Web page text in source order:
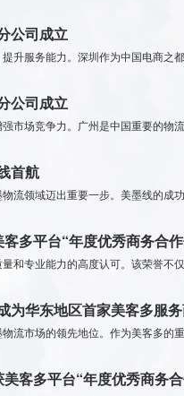
公司成立
升服务能力。深圳作为中国电商之
公司成立
市场竞争力。广州是中国重要的物
首航
流领域迈出重要一步。美墨线的成
多平台“年度优秀商务合
和专业能力的高度认可。该荣誉不
为华东地区首家美客多服务
流市场的领先地位。作为美客多的
客多平台“年度优秀商务